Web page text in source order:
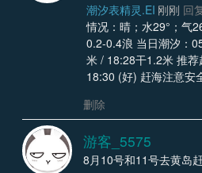
潮汐表精灵.EI 刚刚 回
情况：晴；水29°；气
0.2-0.4浪 当日潮汐：
米 / 18:28干1.2米 推
18:30 (好) 赶海注意安
删除
游客_5575
8月10号和11号去黄岛